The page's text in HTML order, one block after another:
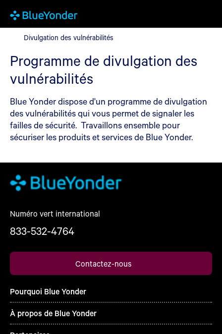
Divulgation des vulnérabilités
Divulgation des vulnérabilités
Programme de divulgation des
vulnérabilités
Blue Yonder dispose d'un programme de divulgation
des vulnérabilités qui vous permet de signaler les
failles de sécurité. Travaillons ensemble pour
sécuriser les produits et services de Blue Yonder.
Numéro vert international
833-532-4764
Contactez-nous
Pourquoi Blue Yonder
À propos de Blue Yonder